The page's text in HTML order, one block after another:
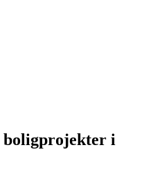
boligprojekter i